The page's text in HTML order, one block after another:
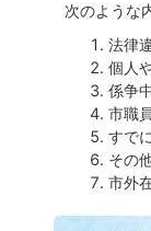
次のような
法律
個人
係争
市職
すで
その
市外